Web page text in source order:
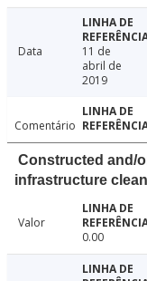
Data
11 de
abril de
2019
Comentário
Constructed and/
infrastructure
Valor
0.00